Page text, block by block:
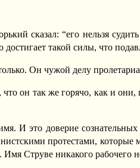
сказал: “его нельзя
такой силы, что
Он чужой делу
он так же горячо, как и
И это доверие сознательных
протестами,
Струве никакого рабочего